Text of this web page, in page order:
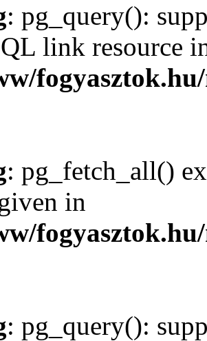
: pg_query():
link resource
: pg_fetch_all()
in
: pg_query():